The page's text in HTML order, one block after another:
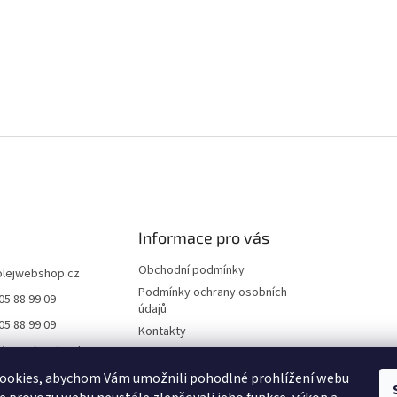
abychom Vám umožnili pohodlné prohlížení webu
88 99 09
88 99 09
Informace pro vás
Obchodní podmínky
Podmínky ochrany osobních
údajů
Kontakty
Blog